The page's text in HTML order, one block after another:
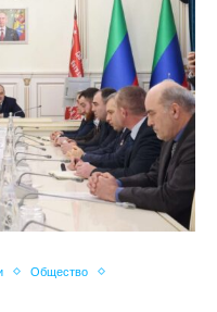
Общество